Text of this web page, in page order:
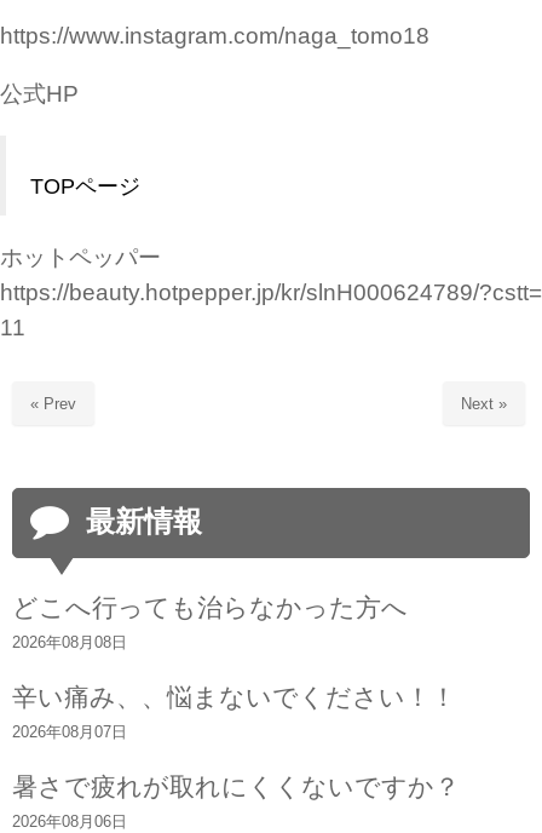
https://www.instagram.com/naga_tomo18
公式HP
TOPページ
ホットペッパー
https://beauty.hotpepper.jp/kr/slnH000624789/?cstt=
11
« Prev Next »
最新情報
どこへ行っても治らなかった方へ
2026年08月08日
辛い痛み、、悩まないでください！！
2026年08月07日
暑さで疲れが取れにくくないですか？
2026年08月06日